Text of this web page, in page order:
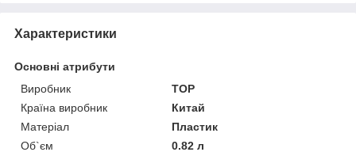
Характеристики
Основні атрибути
Виробник
TOP
Країна виробник
Китай
Матеріал
Пластик
Об`єм
0.82 л